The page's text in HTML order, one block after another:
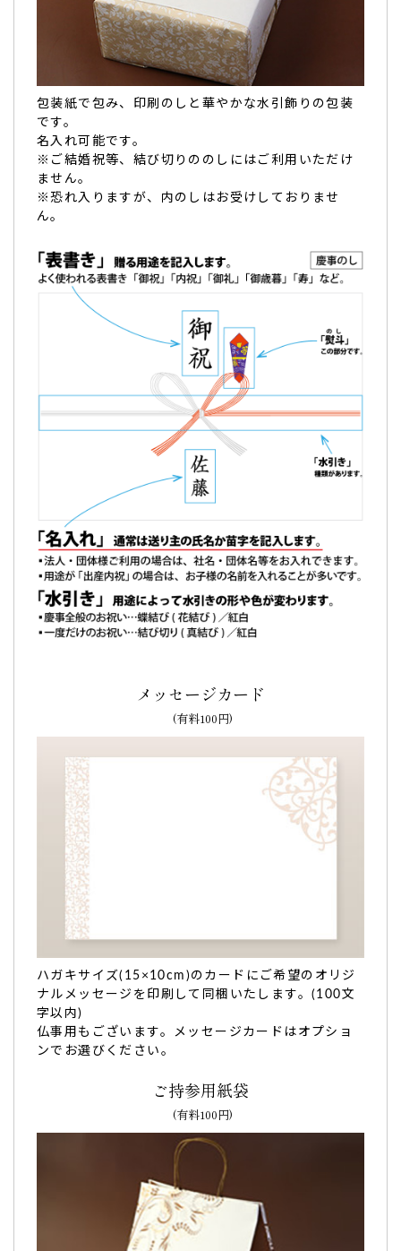
七五三の内祝い。とっても可愛くあげた方からもと
ても評判が良く…
七五三の内祝いで使わせて頂きました。
とっても可愛くあげた方からもとても評判が良く喜んでいた
だけました。
また機会がありましたら、こちらの商品をぜひ使わせて頂き
娘の晴れの日にとても良い贈り物ができて本当に良かったで
す！
ありがとうございました。（ゆー様）
ご購入頂いた商品：
七五三 内祝 名入れ チーズタルト(3個入
孫の七五三のお祝い。嬉しそうにタルトの名前を
見せている写真や…
孫の七五三のお祝い
ろ、文の菓に行き着きました。
名前を入れてもらいたかったのと、洋菓子がよかったのでぴ
ったりでした。
チーズタルトのお味も孫好みでとても喜んでもらえました。
嬉しそうにタルトの名前を見せている写真
ありがとうございました。（BABA様）
七五三 内祝 名入れ チーズタルト(5個入
七五三の内祝い。見た目だけでなく味も喜んでもら
えて嬉しかったです。
七五三の内祝いとして
親族から、 タルトの部分が柔らかくてとても美味しかった
連絡があり、見た目だけでなく味も喜んでもらえて嬉しかっ
です。
今回文の菓さんでお願いしてよかった です。
また何かの折りには宜しくお願いします。（ゆうママ様）
コロナで会ってない両親に。せめて内祝いで孫の七
包装紙で包み、印刷のしと華やかな水引飾りの包装
です。
名入れ可能です。
※ご結婚祝等、結び切りののしにはご利用いただけ
ません。
※恐れ入りますが、内のしはお受けしておりませ
ん。
メッセージカード
(有料100円)
ハガキサイズ(15×10cm)のカードにご希望のオリジ
ナルメッセージを印刷して同梱いたします。(100文
字以内)
仏事用もございます。メッセージカードはオプショ
ンでお選びください。
ご持参用紙袋
(有料100円)